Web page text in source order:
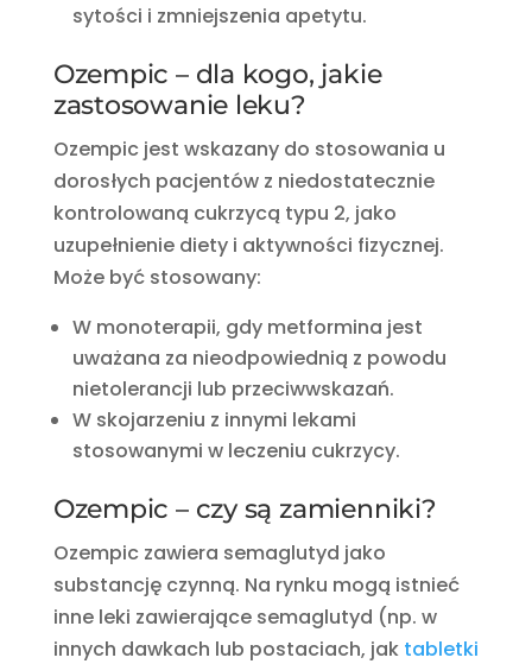
sytości i zmniejszenia apetytu.
Ozempic – dla kogo, jakie
zastosowanie leku?
Ozempic jest wskazany do stosowania u
dorosłych pacjentów z niedostatecznie
kontrolowaną cukrzycą typu 2, jako
uzupełnienie diety i aktywności fizycznej.
Może być stosowany:
W monoterapii, gdy metformina jest
uważana za nieodpowiednią z powodu
nietolerancji lub przeciwwskazań.
W skojarzeniu z innymi lekami
stosowanymi w leczeniu cukrzycy.
Ozempic – czy są zamienniki?
Ozempic zawiera semaglutyd jako
substancję czynną. Na rynku mogą istnieć
inne leki zawierające semaglutyd (np. w
innych dawkach lub postaciach, jak tabletki